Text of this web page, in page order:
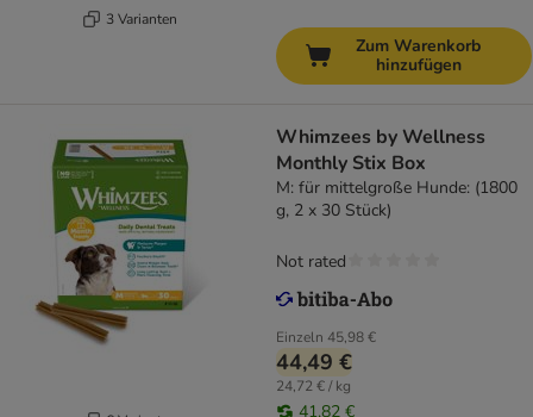
3 Varianten
Zum Warenkorb
hinzufügen
Whimzees by Wellness
Monthly Stix Box
M: für mittelgroße Hunde: (1800
g, 2 x 30 Stück)
Einzeln 45,98 €
44,49 €
24,72 € / kg
41,82 €
Not rated